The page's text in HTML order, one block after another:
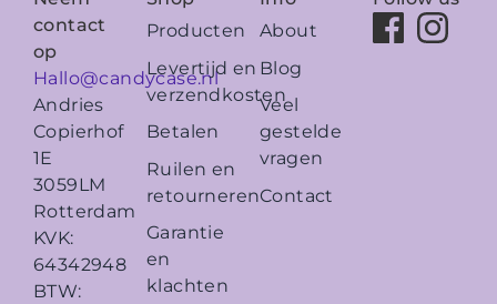
contact
op
Hallo@candycase.nl
Andries
Copierhof
1E
3059LM
Rotterdam
KVK:
64342948
BTW:
Producten
Levertijd en
verzendkosten
Betalen
Ruilen en
retourneren
Garantie
en
klachten
About
Blog
Veel
gestelde
vragen
Contact